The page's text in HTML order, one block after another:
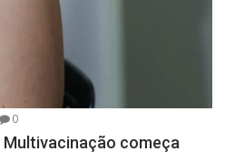
0
Multivacinação começa